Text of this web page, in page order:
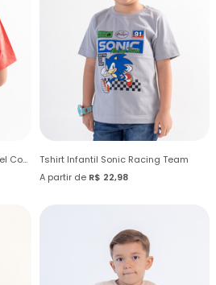
Tshirt Infantil Spider Man Marvel Comics
Tshirt Infantil Sonic Racing Team
A partir de R$ 22,98